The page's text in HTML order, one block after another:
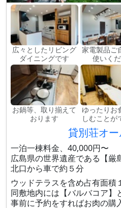
広々としたリビング
ダイニングです
家電製品ご
使いく
お鍋等、取り揃えて
おります
ゆったりお
しむことが
貸別荘オ
一泊一棟料金、40,000円〜
広島県の世界遺産である【厳
北口から車で約５分
ウッドテラスを含め占有面積
同敷地内には【バルバコア】
事前に予約をすればお肉の購